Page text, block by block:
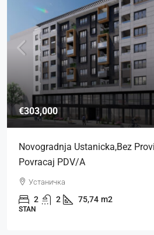
€303,000
Novogradnja Ustanicka,bez
Povracaj PDV/a
Устаничка
2 2 75,74 m2
STAN